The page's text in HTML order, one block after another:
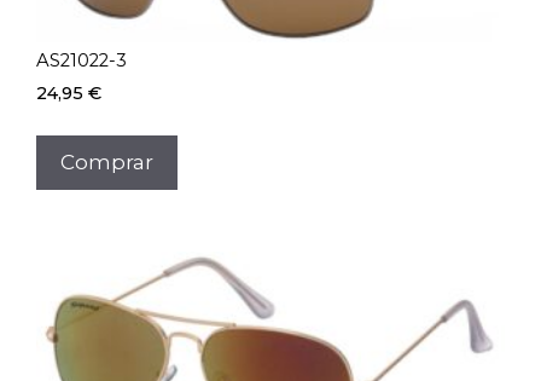
AS21022-3
24,95 €
Comprar